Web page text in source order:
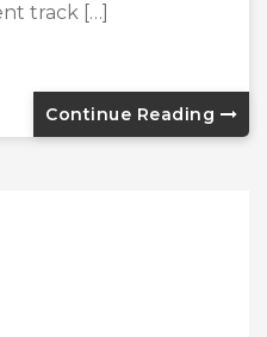
track […]
Continue Reading